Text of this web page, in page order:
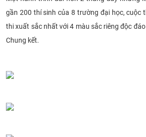
gần 200 thí sinh của 8 trường đại học, cuộc
thi xuất sắc nhất với 4 màu sắc riêng độc
Chung kết.